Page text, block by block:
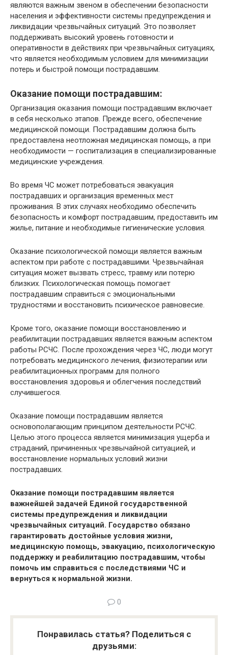
являются важным звеном в обеспечении безопасности
населения и эффективности системы предупреждения и
ликвидации чрезвычайных ситуаций. Это позволяет
поддерживать высокий уровень готовности и
оперативности в действиях при чрезвычайных ситуациях,
что является необходимым условием для минимизации
потерь и быстрой помощи пострадавшим.
Оказание помощи пострадавшим:
Организация оказания помощи пострадавшим включает
в себя несколько этапов. Прежде всего, обеспечение
медицинской помощи. Пострадавшим должна быть
предоставлена неотложная медицинская помощь, а при
необходимости — госпитализация в специализированные
медицинские учреждения.
Во время ЧС может потребоваться эвакуация
пострадавших и организация временных мест
проживания. В этих случаях необходимо обеспечить
безопасность и комфорт пострадавшим, предоставить им
жилье, питание и необходимые гигиенические условия.
Оказание психологической помощи является важным
аспектом при работе с пострадавшими. Чрезвычайная
ситуация может вызвать стресс, травму или потерю
близких. Психологическая помощь помогает
пострадавшим справиться с эмоциональными
трудностями и восстановить психическое равновесие.
Кроме того, оказание помощи восстановлению и
реабилитации пострадавших является важным аспектом
работы РСЧС. После прохождения через ЧС, люди могут
потребовать медицинского лечения, физиотерапии или
реабилитационных программ для полного
восстановления здоровья и облегчения последствий
случившегося.
Оказание помощи пострадавшим является
основополагающим принципом деятельности РСЧС.
Целью этого процесса является минимизация ущерба и
страданий, причиненных чрезвычайной ситуацией, и
восстановление нормальных условий жизни
пострадавших.
Оказание помощи пострадавшим является
важнейшей задачей Единой государственной
системы предупреждения и ликвидации
чрезвычайных ситуаций. Государство обязано
гарантировать достойные условия жизни,
медицинскую помощь, эвакуацию, психологическую
поддержку и реабилитацию пострадавшим, чтобы
помочь им справиться с последствиями ЧС и
вернуться к нормальной жизни.
0
Понравилась статья? Поделиться с
друзьями: